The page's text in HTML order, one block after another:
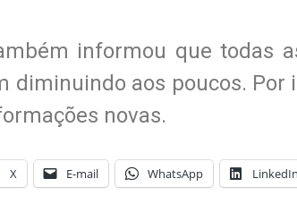
informou que todas
diminuindo aos poucos. Por
novas.
X E-mail WhatsApp LinkedIn